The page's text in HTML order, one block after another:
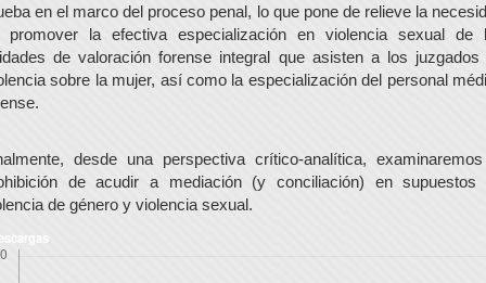
en el marco del proceso penal, lo que pone de relieve la
promover la efectiva especialización en violencia sexual de
de valoración forense integral que asisten a los juzgados
sobre la mujer, así como la especialización del personal
desde una perspectiva crítico-analítica,
de acudir a mediación (y conciliación) en supuestos
de género y violencia sexual.